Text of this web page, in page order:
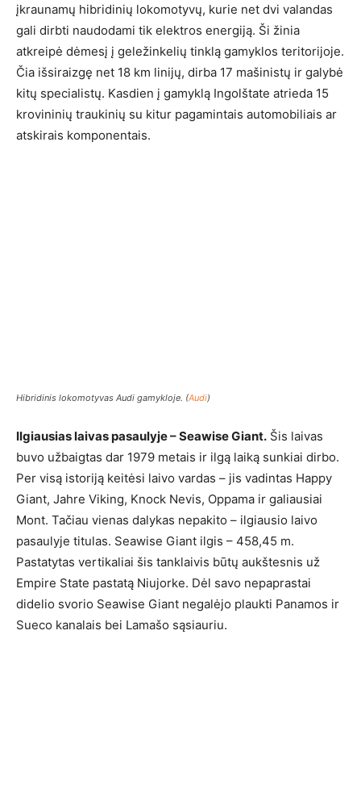
įkraunamų hibridinių lokomotyvų, kurie net dvi valandas
gali dirbti naudodami tik elektros energiją. Ši žinia
atkreipė dėmesį į geležinkelių tinklą gamyklos teritorijoje.
Čia išsiraizgę net 18 km linijų, dirba 17 mašinistų ir galybė
kitų specialistų. Kasdien į gamyklą Ingolštate atrieda 15
krovininių traukinių su kitur pagamintais automobiliais ar
atskirais komponentais.
Hibridinis lokomotyvas Audi gamykloje. (Audi)
Ilgiausias laivas pasaulyje – Seawise Giant. Šis laivas
buvo užbaigtas dar 1979 metais ir ilgą laiką sunkiai dirbo.
Per visą istoriją keitėsi laivo vardas – jis vadintas Happy
Giant, Jahre Viking, Knock Nevis, Oppama ir galiausiai
Mont. Tačiau vienas dalykas nepakito – ilgiausio laivo
pasaulyje titulas. Seawise Giant ilgis – 458,45 m.
Pastatytas vertikaliai šis tanklaivis būtų aukštesnis už
Empire State pastatą Niujorke. Dėl savo nepaprastai
didelio svorio Seawise Giant negalėjo plaukti Panamos ir
Sueco kanalais bei Lamašo sąsiauriu.